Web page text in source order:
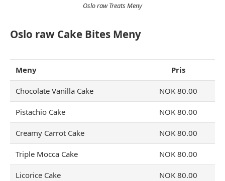
Oslo raw Treats Meny
Oslo raw Cake Bites Meny
Meny Pris
Chocolate Vanilla Cake NOK 80.00
Pistachio Cake NOK 80.00
Creamy Carrot Cake NOK 80.00
Triple Mocca Cake NOK 80.00
Licorice Cake NOK 80.00